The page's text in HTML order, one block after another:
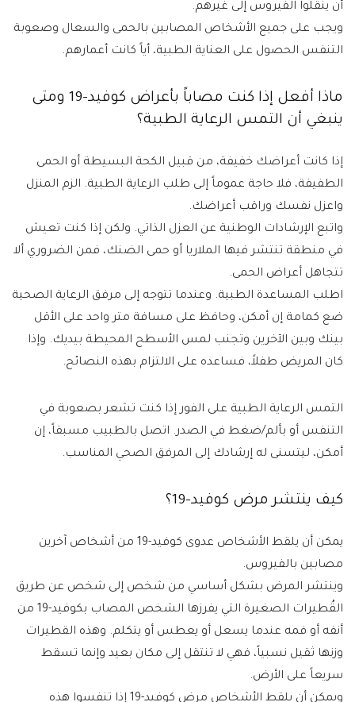
أن ينقلوا الفيروس إلى غيرهم.
ويجب على جميع الأشخاص المصابين بالحمى والسعال وصعوبة
التنفس الحصول على العناية الطبية، أياً كانت أعمارهم.
ماذا أفعل إذا كنت مصاباً بأعراض كوفيد-19 ومتى
ينبغي أن التمس الرعاية الطبية؟
إذا كانت أعراضك خفيفة، من قبيل الكحة البسيطة أو الحمى
الطفيفة، فلا حاجة عموماً إلى طلب الرعاية الطبية. الزم المنزل
واعزل نفسك وراقب أعراضك.
واتبع الإرشادات الوطنية عن العزل الذاتي. ولكن إذا كنت تعيش
في منطقة تنتشر فيها الملاريا أو حمى الضنك، فمن الضروري ألا
تتجاهل أعراض الحمى.
اطلب المساعدة الطبية. وعندما تتوجه إلى مرفق الرعاية الصحية
ضع كمامة إن أمكن، وحافظ على مسافة متر واحد على الأقل
بينك وبين الآخرين وتجنب لمس الأسطح المحيطة بيديك. وإذا
كان المريض طفلاً، فساعده على الالتزام بهذه النصائح.
التمس الرعاية الطبية على الفور إذا كنت تشعر بصعوبة في
التنفس أو بألم/ضغط في الصدر. اتصل بالطبيب مسبقاً، إن
أمكن، ليتسنى له إرشادك إلى المرفق الصحي المناسب.
كيف ينتشر مرض كوفيد-19؟
يمكن أن يلقط الأشخاص عدوى كوفيد-19 من أشخاص آخرين
مصابين بالفيروس.
وينتشر المرض بشكل أساسي من شخص إلى شخص عن طريق
القُطيرات الصغيرة التي يفرزها الشخص المصاب بكوفيد-19 من
أنفه أو فمه عندما يسعل أو يعطس أو يتكلم. وهذه القطيرات
وزنها ثقيل نسبياً، فهي لا تنتقل إلى مكان بعيد وإنما تسقط
سريعاً على الأرض.
ويمكن أن يلقط الأشخاص مرض كوفيد-19 إذا تنفسوا هذه